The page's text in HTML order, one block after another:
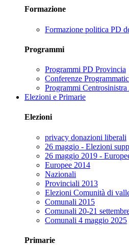
Formazione
Formazione politica PD
Programmi
Programmi PD Provincia
Conferenze
Programmi
Elezioni e Primarie
Elezioni
privacy donazioni liberali
26 maggio - Elezioni
26 maggio 2019 -
Europee 2014
Nazionali
Provinciali 2013
Elezioni Comunità di
Comunali 2015
Comunali 20-21
Comunali 4 maggio 2025
Primarie